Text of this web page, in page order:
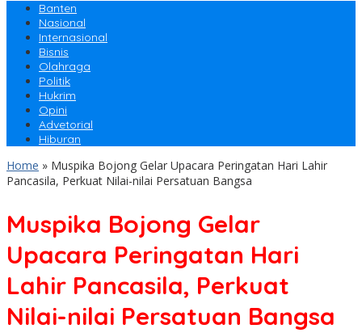
Banten
Nasional
Internasional
Bisnis
Olahraga
Politik
Hukrim
Opini
Advetorial
Hiburan
Home » Muspika Bojong Gelar Upacara Peringatan Hari Lahir
Pancasila, Perkuat Nilai-nilai Persatuan Bangsa
Muspika Bojong Gelar
Upacara Peringatan Hari
Lahir Pancasila, Perkuat
Nilai-nilai Persatuan Bangsa